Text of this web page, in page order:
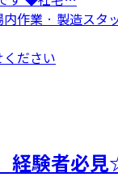
作業 · 製造スタ
ださい
経験者必